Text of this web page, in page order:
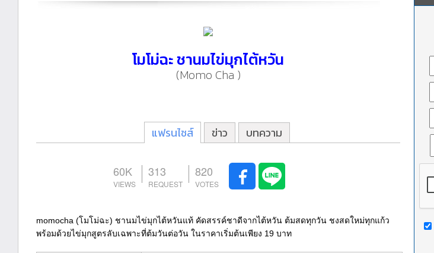
โมโม่ฉะ ชานมไข่มุกไต้หวัน
(Momo Cha )
แฟรนไชส์ ข่าว บทความ
60K 313 820
momocha (โมโม่ฉะ) ชานมไข่มุกไต้หวันแท้ คัดสรรค์ชาดีจากไต้หวัน ต้มสดทุกวัน ชงสดใหม่ทุกแก้ว
พร้อมด้วยไข่มุกสูตรลับเฉพาะที่ต้มวันต่อวัน ในราคาเริ่มต้นเพียง 19 บาท